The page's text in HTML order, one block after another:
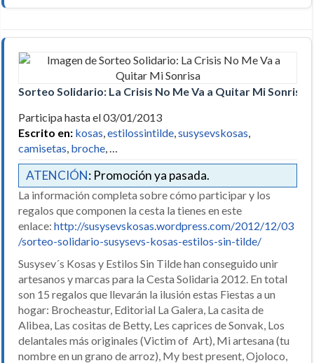
Sorteo Solidario: La Crisis No Me Va a Quitar Mi Sonrisa
Participa hasta el 03/01/2013
Escrito en: kosas,estilossintilde,susysevskosas,
camisetas, broche, …
ATENCIÓN: Promoción ya pasada.
La información completa sobre cómo participar y los
regalos que componen la cesta la tienes en este
enlace: http://susysevskosas.wordpress.com/2012/12/03
/sorteo-solidario-susysevs-kosas-estilos-sin-tilde/
Susysev´s Kosas y Estilos Sin Tilde han conseguido unir
artesanos y marcas para la Cesta Solidaria 2012. En total
son 15 regalos que llevarán la ilusión estas Fiestas a un
hogar: Brocheastur, Editorial La Galera, La casita de
Alibea, Las cositas de Betty, Les caprices de Sonvak, Los
delantales más originales (Victim of Art), Mi artesana (tu
nombre en un grano de arroz), My best present, Ojoloco,